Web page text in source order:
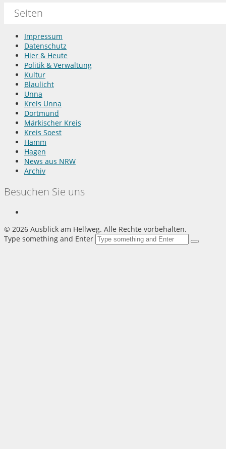
Seiten
Impressum
Datenschutz
Hier & Heute
Politik & Verwaltung
Kultur
Blaulicht
Unna
Kreis Unna
Dortmund
Märkischer Kreis
Kreis Soest
Hamm
Hagen
News aus NRW
Archiv
Besuchen Sie uns
© 2026 Ausblick am Hellweg. Alle Rechte vorbehalten.
Type something and Enter